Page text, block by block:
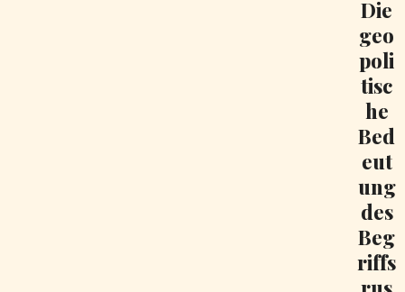
Die
geo
poli
tisc
he
Bed
eut
ung
des
Beg
riffs